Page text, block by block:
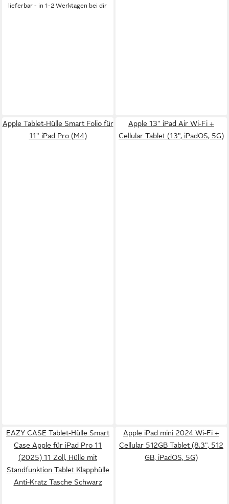
lieferbar - in 1-2 Werktagen bei dir
Apple Tablet-Hülle Smart Folio für
11" iPad Pro (M4)
Apple 13" iPad Air Wi-Fi +
Cellular Tablet (13", iPadOS, 5G)
EAZY CASE Tablet-Hülle Smart
Case Apple für iPad Pro 11
(2025) 11 Zoll, Hülle mit
Standfunktion Tablet Klapphülle
Anti-Kratz Tasche Schwarz
Apple iPad mini 2024 Wi-Fi +
Cellular 512GB Tablet (8.3", 512
GB, iPadOS, 5G)